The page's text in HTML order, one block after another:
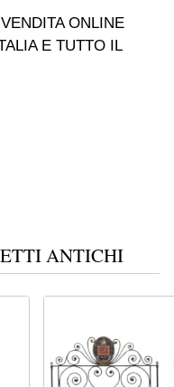
ONLINE
E TUTTO IL
ANTICHI